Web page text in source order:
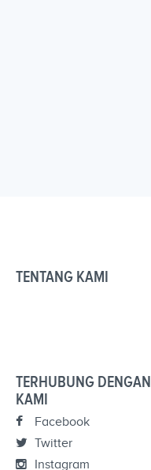
TENTANG KAMI
TERHUBUNG DENGAN
KAMI
Facebook
Twitter
Instagram